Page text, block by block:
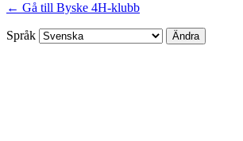
← Gå till Byske 4H-klubb
Språk